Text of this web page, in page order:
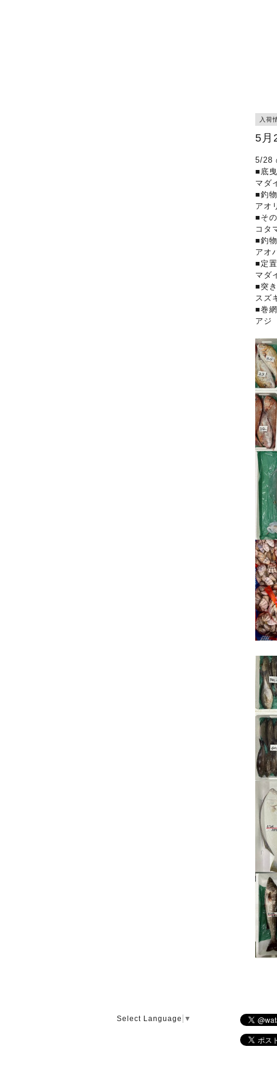
入荷
5月
5/28
■底曳
マダ
■釣物
アオ
■そ
コタ
■釣物
アオ
■定
マダ
■突き
スズ
■巻網
アジ
Select Language ▼